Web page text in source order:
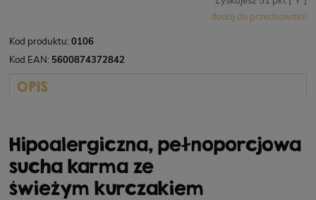
dodaj do przechowalni
Kod produktu: 0106
Kod EAN: 5600874372842
OPIS
Hipoalergiczna, pełnoporcjowa
sucha karma ze
świeżym kurczakiem